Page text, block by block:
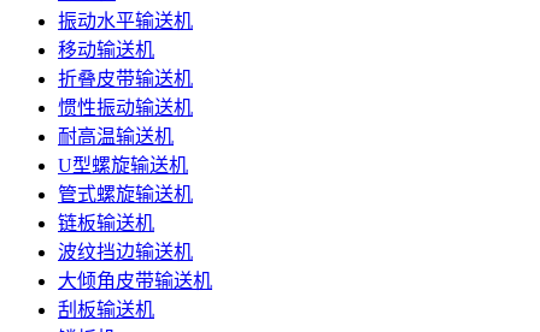
振动水平输送机
移动输送机
折叠皮带输送机
惯性振动输送机
耐高温输送机
U型螺旋输送机
管式螺旋输送机
链板输送机
波纹挡边输送机
大倾角皮带输送机
刮板输送机